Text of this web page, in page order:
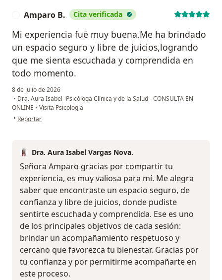
Amparo B. Cita verificada
Mi experiencia fué muy buena.Me ha brindado
un espacio seguro y libre de juicios,logrando
que me sienta escuchada y comprendida en
todo momento.
8 de julio de 2026
• Dra. Aura Isabel -Psicóloga Clínica y de la Salud - CONSULTA EN
ONLINE • Visita Psicología
• en opinión del usuario Amparo B.
Reportar
Dra. Aura Isabel Vargas Nova.
Señora Amparo gracias por compartir tu
experiencia, es muy valiosa para mí. Me alegra
saber que encontraste un espacio seguro, de
confianza y libre de juicios, donde pudiste
sentirte escuchada y comprendida. Ese es uno
de los principales objetivos de cada sesión:
brindar un acompañamiento respetuoso y
cercano que favorezca tu bienestar. Gracias por
tu confianza y por permitirme acompañarte en
este proceso.